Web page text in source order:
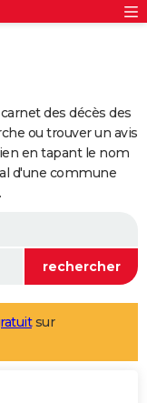
des décès des
ou trouver un avis
en tapant le nom
d'une commune
sur